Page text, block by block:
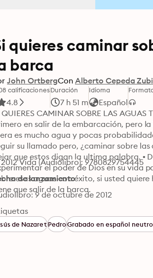
quieres caminar
barca
John OrtbergCon Alberto Cepeda
calificaciones
4.8
Duración
7 h 51 m
Idioma
Español
QUIERES CAMINAR SOBRE LAS
en salir de la embarcación, pero
es mucho agua y pocas
su llamado pero, ¿caminar sobre
que estos digan la ultima palabra. •
el poder de Dios en su vida
esas aguas con éxito, si usted
que salir de la barca.
Vida (Audiolibro): 9780829754445
de lanzamiento
9 de octubre de 2012
de NazaretPedroGrabado en español